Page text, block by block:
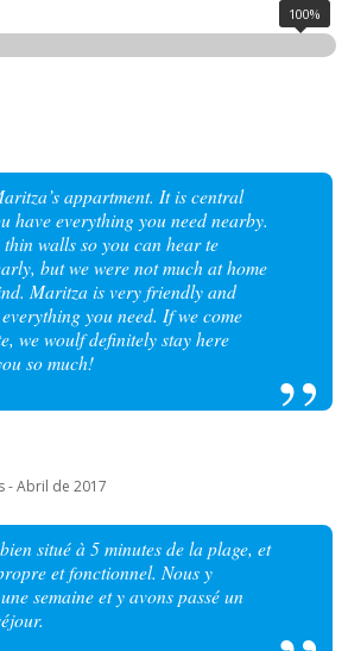
100%
appartment. It is central
have everything you need nearby.
thin walls so you can hear te
but we were not much at home
Maritza is very friendly and
you need. If we come
we woulf definitely stay here
so much!
- Abril de 2017
situé à 5 minutes de la plage, et
et fonctionnel. Nous y
semaine et y avons passé un